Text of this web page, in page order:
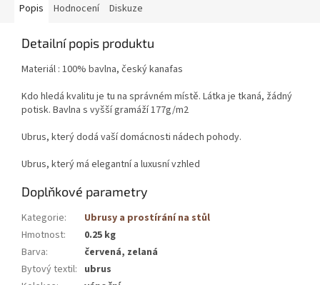
Popis Hodnocení Diskuze
Detailní popis produktu
Materiál : 100% bavlna, český kanafas
Kdo hledá kvalitu je tu na správném místě. Látka je tkaná, žádný
potisk. Bavlna s vyšší gramáží 177g/m2
Ubrus, který dodá vaší domácnosti nádech pohody.
Ubrus, který má elegantní a luxusní vzhled
Doplňkové parametry
Kategorie:
Ubrusy a prostírání na stůl
Hmotnost:
0.25 kg
Barva:
červená, zelaná
Bytový textil: ubrus